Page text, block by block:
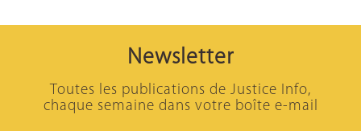
Newsletter
Toutes les publications de Justice Info,
chaque semaine dans votre boîte e-mail